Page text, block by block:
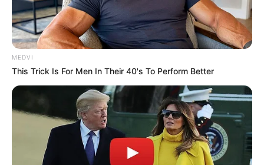
semua…..tetap pada dasarnya AL
negara ini sudah sangat tertinggal dari
Singapura, AS dan Australia….rata2
mereka kecepatan perusak mereka
dengan emergency backup, kita ini
ALnya
Coba saja lihat spec luar negeri
kapalnya sudah sampai mana, jangan
bangga dulu deh, morat marit AL disini.
Cina aja nomer lambung Desroyernya
MEDVI
This Trick Is For Men In Their 40's To Perform Better